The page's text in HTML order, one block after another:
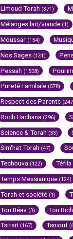
Limoud Torah (371)
Mélanges lait/viande (1)
Moussar (154)
Nos Sages (131)
Pessah (1508) Pourim
Pureté Familiale (578)
Respect des Parents
Roch Hachana (296)
Science & Torah (33)
Sim'hat Torah (47)
Techouva (122) Téfila
Temps Messianique (124)
Torah et société (1)
Tou Béav (3) Tou
Tsitsit (167) Tsniout